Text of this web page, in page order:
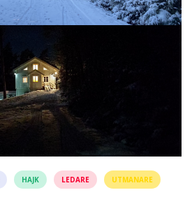
HAJK LEDARE UTMANARE